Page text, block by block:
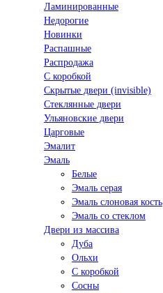
Ламинированные
Недорогие
Новинки
Распашные
Распродажа
С коробкой
Скрытые двери (invisible)
Стеклянные двери
Ульяновские двери
Царговые
Эмалит
Эмаль
Белые
Эмаль серая
Эмаль слоновая кость
Эмаль со стеклом
Двери из массива
Дуба
Ольхи
С коробкой
Сосны